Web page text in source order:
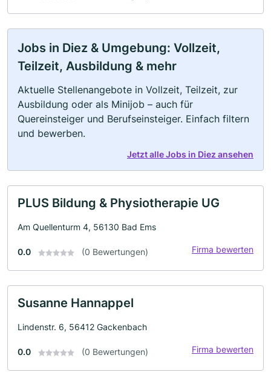
Jobs in Diez & Umgebung: Vollzeit,
Teilzeit, Ausbildung & mehr
Aktuelle Stellenangebote in Vollzeit, Teilzeit, zur
Ausbildung oder als Minijob – auch für
Quereinsteiger und Berufseinsteiger. Einfach filtern
und bewerben.
Jetzt alle Jobs in Diez ansehen
PLUS Bildung & Physiotherapie UG
Am Quellenturm 4, 56130 Bad Ems
0.0 (0 Bewertungen) Firma bewerten
Susanne Hannappel
Lindenstr. 6, 56412 Gackenbach
0.0 (0 Bewertungen) Firma bewerten